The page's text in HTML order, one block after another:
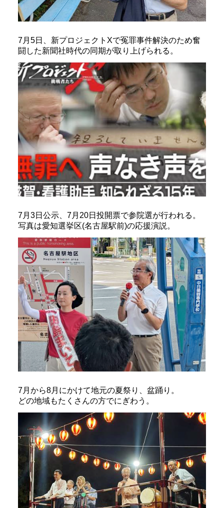
7月5日、新プロジェクトXで冤罪事件解決のため奮
闘した新聞社時代の同期が取り上げられる。
7月3日公示、7月20日投開票で参院選が行われる。
写真は愛知選挙区(名古屋駅前)の応援演説。
7月から8月にかけて地元の夏祭り、盆踊り。
どの地域もたくさんの方でにぎわう。